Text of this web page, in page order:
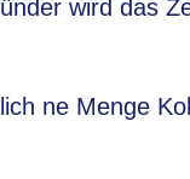
wird das
ne Menge